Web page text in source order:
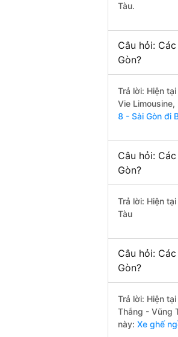
Tàu.
Câu hỏi:
Gòn?
Trả lời: Hiện
Vie
8 - Sài Gòn đi
Câu hỏi:
Gòn?
Trả lời: Hiện
Tàu
Câu hỏi:
Gòn?
Trả lời: Hiện
Thắng - Vũng
này: Xe ghế